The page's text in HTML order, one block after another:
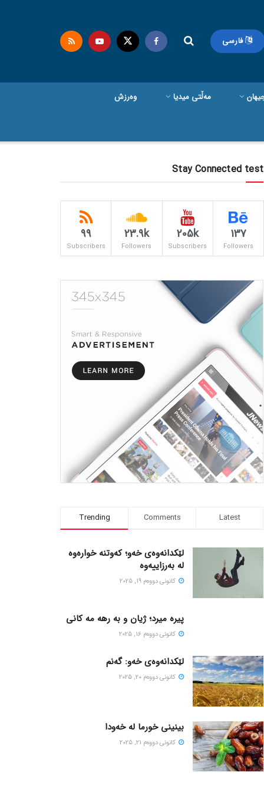
فارسی
مەڵتی میدیا وەرزش
Stay Connected test
137
Followers
205k
Subscribers
23.9k
Followers
99
Subscribers
Trending Comments Latest
لێکدانەوەی خەو؛ کەوتنە خوارەوە
لە بەرزاییەوە
كانونی دووه‌م 19, 2025
پیره میرد؛ ژیان و به رهه مه کانی
كانونی دووه‌م 16, 2025
لێکدانەوەی خەو: گەنم
كانونی دووه‌م 20, 2025
بینینی خورما لە خەودا
كانونی دووه‌م 21, 2025